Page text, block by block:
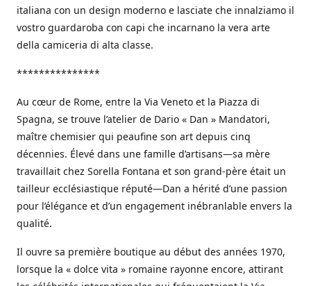
italiana con un design moderno e lasciate che innalziamo il
vostro guardaroba con capi che incarnano la vera arte
della camiceria di alta classe.
***************
Au cœur de Rome, entre la Via Veneto et la Piazza di
Spagna, se trouve l’atelier de Dario « Dan » Mandatori,
maître chemisier qui peaufine son art depuis cinq
décennies. Élevé dans une famille d’artisans—sa mère
travaillait chez Sorella Fontana et son grand-père était un
tailleur ecclésiastique réputé—Dan a hérité d’une passion
pour l’élégance et d’un engagement inébranlable envers la
qualité.
Il ouvre sa première boutique au début des années 1970,
lorsque la « dolce vita » romaine rayonne encore, attirant